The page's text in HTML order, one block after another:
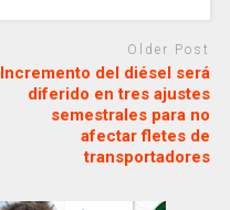
Older Post
Incremento del diésel será
diferido en tres ajustes
semestrales para no
afectar fletes de
transportadores